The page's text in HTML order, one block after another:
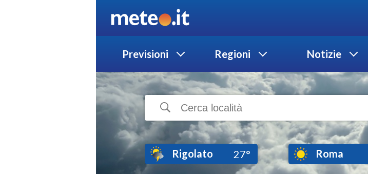
Previsioni Regioni Notizie
Rigolato 27° Roma